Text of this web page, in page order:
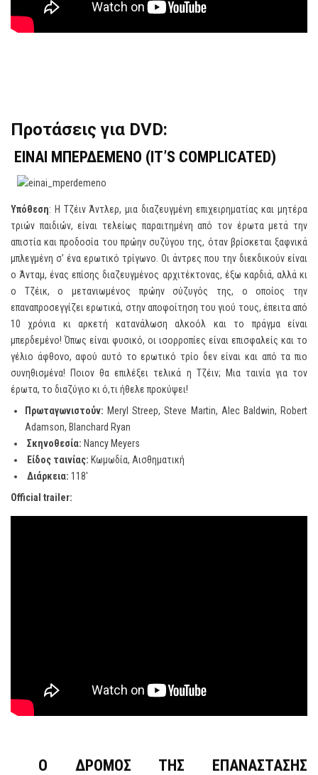
Προτάσεις για DVD:
ΕΙΝΑΙ ΜΠΕΡΔΕΜΕΝΟ (IT’S COMPLICATED)
Υπόθεση: Η Τζέιν Άντλερ, μια διαζευγμένη επιχειρηματίας και μητέρα
τριών παιδιών, είναι τελείως παραιτημένη από τον έρωτα μετά την
απιστία και προδοσία του πρώην συζύγου της, όταν βρίσκεται ξαφνικά
μπλεγμένη σ’ ένα ερωτικό τρίγωνο. Οι άντρες που την διεκδικούν είναι
ο Άνταμ, ένας επίσης διαζευγμένος αρχιτέκτονας, έξω καρδιά, αλλά κι
ο Τζέικ, ο μετανιωμένος πρώην σύζυγός της, ο οποίος την
επαναπροσεγγίζει ερωτικά, στην αποφοίτηση του γιού τους, έπειτα από
10 χρόνια κι αρκετή κατανάλωση αλκοόλ και τo πράγμα είναι
μπερδεμένο! Όπως είναι φυσικό, οι ισορροπίες είναι επισφαλείς και το
γέλιο άφθονο, αφού αυτό το ερωτικό τρίο δεν είναι και από τα πιο
συνηθισμένα! Ποιον θα επιλέξει τελικά η Τζέιν; Μια ταινία για τον
έρωτα, το διαζύγιο κι ό,τι ήθελε προκύψει!
Πρωταγωνιστούν: Meryl Streep, Steve Martin, Alec Baldwin, Robert
Adamson, Blanchard Ryan
Σκηνοθεσία: Nancy Meyers
Είδος ταινίας: Κωμωδία, Αισθηματική
Διάρκεια: 118′
Official trailer:
Ο ΔΡΟΜΟΣ ΤΗΣ ΕΠΑΝΑΣΤΑΣΗΣ